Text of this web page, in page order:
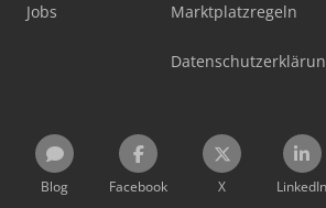
Jobs Marktplatzregeln
Blog Facebook X LinkedIn